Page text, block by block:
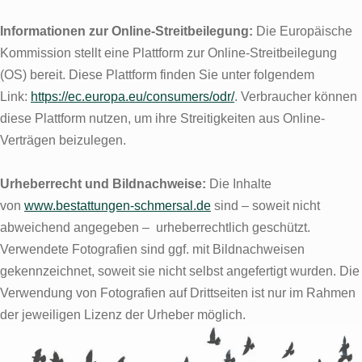
Informationen zur Online-Streitbeilegung: Die Europäische
Kommission stellt eine Plattform zur Online-Streitbeilegung
(OS) bereit. Diese Plattform finden Sie unter folgendem
Link: https://ec.europa.eu/consumers/odr/. Verbraucher können
diese Plattform nutzen, um ihre Streitigkeiten aus Online-
Verträgen beizulegen.
Urheberrecht und Bildnachweise: Die Inhalte
von www.bestattungen-schmersal.de sind – soweit nicht
abweichend angegeben – urheberrechtlich geschützt.
Verwendete Fotografien sind ggf. mit Bildnachweisen
gekennzeichnet, soweit sie nicht selbst angefertigt wurden. Die
Verwendung von Fotografien auf Drittseiten ist nur im Rahmen
der jeweiligen Lizenz der Urheber möglich.